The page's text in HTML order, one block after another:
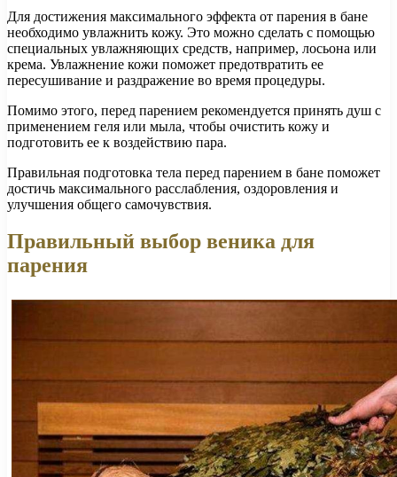
Для достижения максимального эффекта от парения в бане
необходимо увлажнить кожу. Это можно сделать с помощью
специальных увлажняющих средств, например, лосьона или
крема. Увлажнение кожи поможет предотвратить ее
пересушивание и раздражение во время процедуры.
Помимо этого, перед парением рекомендуется принять душ с
применением геля или мыла, чтобы очистить кожу и
подготовить ее к воздействию пара.
Правильная подготовка тела перед парением в бане поможет
достичь максимального расслабления, оздоровления и
улучшения общего самочувствия.
Правильный выбор веника для
парения